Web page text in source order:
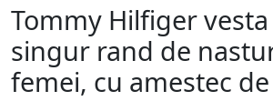
Tommy Hilfiger
singur rand de
femei, cu amestec